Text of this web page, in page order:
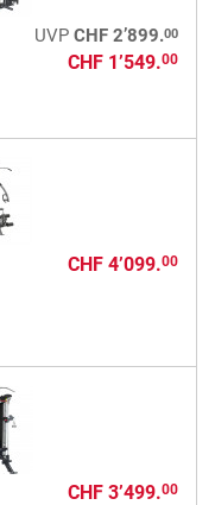
UVP CHF 2’899.00
CHF 1’549.00
CHF 4’099.00
CHF 3’499.00